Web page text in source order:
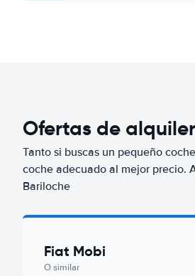
Ofertas de
Tanto si buscas un pequeño
coche adecuado al mejor precio.
Bariloche
Fiat Mobi
O similar